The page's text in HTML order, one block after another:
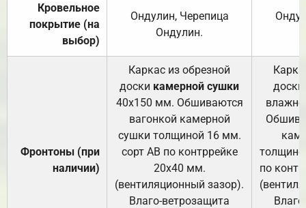
Кровельное
покрытие (на
выбор)
Ондулин, Черепица
Ондулин.
Фронтоны (при
наличии)
Каркас из обрезной
доски камерной сушки
40х150 мм. Обшиваются
вагонкой камерной
сушки толщиной 16 мм.
сорт АВ по контррейке
20х40 мм.
(вентиляционный зазор).
Влаго-ветрозащита
доски
по